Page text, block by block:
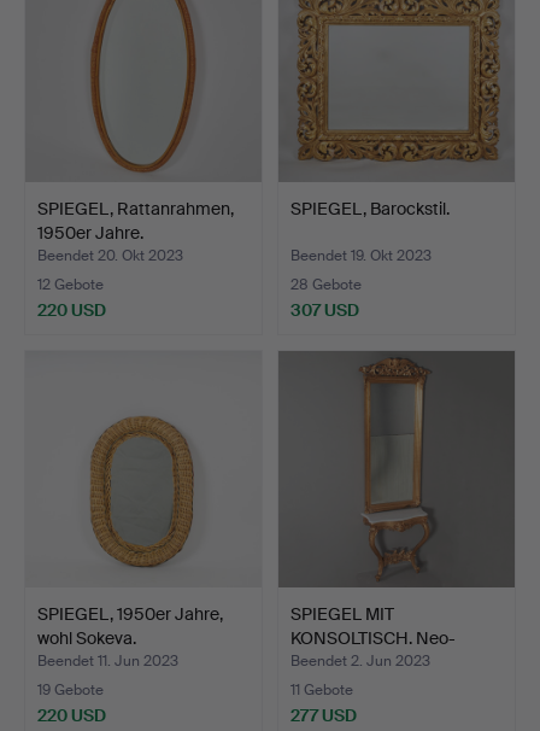
SPIEGEL, Rattanrahmen,
1950er Jahre.
Beendet 20. Okt 2023
12 Gebote
220 USD
SPIEGEL, Barockstil.
Beendet 19. Okt 2023
28 Gebote
307 USD
SPIEGEL, 1950er Jahre,
wohl Sokeva.
Beendet 11. Jun 2023
19 Gebote
220 USD
SPIEGEL MIT
KONSOLTISCH. Neo-
Rokoko des 19…
Beendet 2. Jun 2023
11 Gebote
277 USD